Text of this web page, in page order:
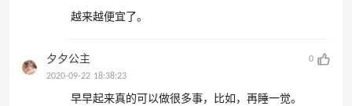
越来越便宜了。
夕夕公主
0
2020-09-22 18:38:23
早早起来真的可以做很多事，比如，再睡一觉。